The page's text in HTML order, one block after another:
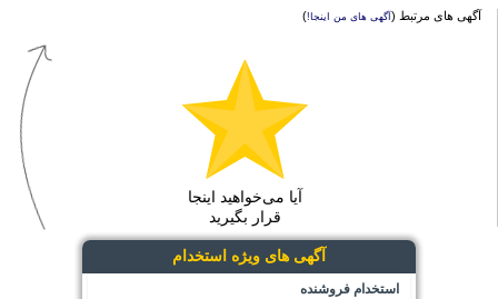
آگهی های مرتبط (آگهی های من اینجا!)
آیا می‌خواهید اینجا
قرار بگیرید
آگهی های ویژه استخدام
استخدام فروشنده